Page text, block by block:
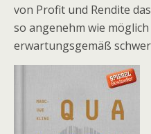
von Profit und Rendite
so angenehm wie
erwartungsgemäß